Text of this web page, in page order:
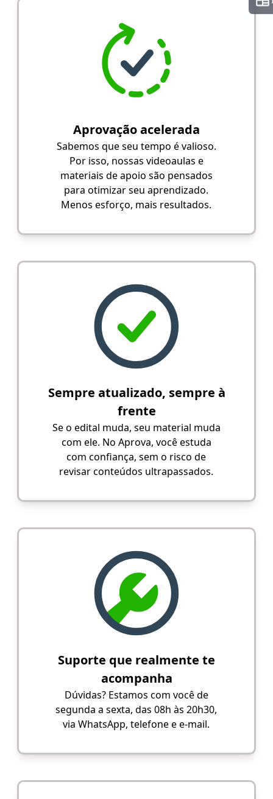
Aprovação acelerada
Sabemos que seu tempo é valioso.
Por isso, nossas videoaulas e
materiais de apoio são pensados
para otimizar seu aprendizado.
Menos esforço, mais resultados.
Sempre atualizado, sempre à
frente
Se o edital muda, seu material muda
com ele. No Aprova, você estuda
com confiança, sem o risco de
revisar conteúdos ultrapassados.
Suporte que realmente te
acompanha
Dúvidas? Estamos com você de
segunda a sexta, das 08h às 20h30,
via WhatsApp, telefone e e-mail.